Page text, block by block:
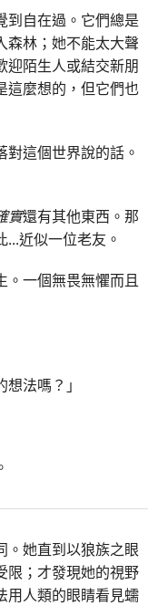
到自在過。它們總是
森林；她不能太大聲
迎陌生人或結交新朋
這麼想的，但它們也
對這個世界說的話。
實還有其他東西。那
...近似一位老友。
。一個無畏無懼而且
法嗎？」
。她直到以狼族之眼
限；才發現她的視野
用人類的眼睛看見蠕